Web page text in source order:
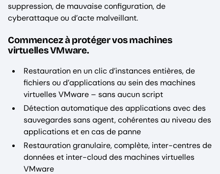
suppression, de mauvaise configuration, de
cyberattaque ou d’acte malveillant.
Commencez à protéger vos machines
virtuelles VMware.
Restauration en un clic d’instances entières, de
fichiers ou d’applications au sein des machines
virtuelles VMware – sans aucun script
Détection automatique des applications avec des
sauvegardes sans agent, cohérentes au niveau des
applications et en cas de panne
Restauration granulaire, complète, inter-centres de
données et inter-cloud des machines virtuelles
VMware